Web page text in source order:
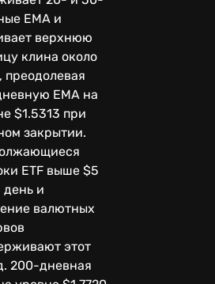
EMA и
верхнюю
клина около
преодолевая
EMA на
$1.5313 при
закрытии.
ETF выше $5
день и
валютных
этот
200-дневная